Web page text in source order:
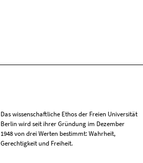
Das wissenschaftliche Ethos der Freien Universität
Berlin wird seit ihrer Gründung im Dezember
1948 von drei Werten bestimmt: Wahrheit,
Gerechtigkeit und Freiheit.